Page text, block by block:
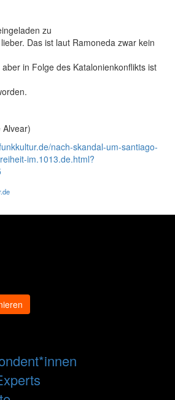
zu
Das ist laut Ramoneda zwar kein
in Folge des Katalonienkonflikts ist
Alvear)
nach-skandal-um-santiago-
im.1013.de.html?